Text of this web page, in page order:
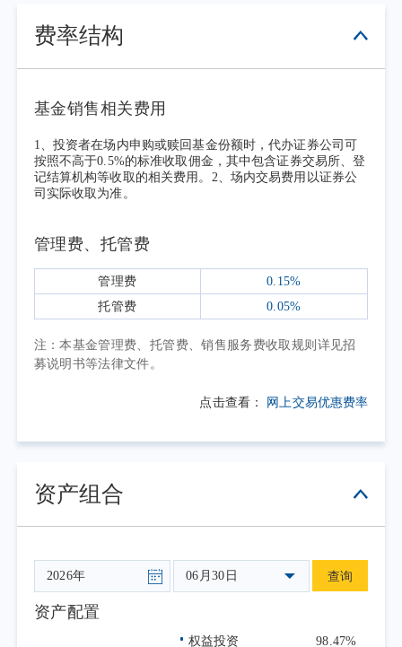
策保持灵活适度、精准有效，维持市场流动性
惠小微、科技创新、绿色低碳等实体经济重点
稳中有降，有效信贷供给保持平稳。房地产领
域支持政策持续显效，市场销售边际改善，地
成了有效支撑。
在此背景下，A股市场整体呈现震荡走
势，成长风格表现相对占优。银行板块受国内
等多重因素影响，二级市场整体震荡调整，表
险偏好阶段性抬升，资金向高弹性成长主题集
板块整体承压，表现弱于大盘。国有大型银行
整体调整幅度相对更小，区域性银行股价波动
幅度相对更大。2026年第二季度，中证银行指
数下跌9.37%。
本报告期为本基金的正常运作期，本基金
在投资运作过程中严格遵守基金合同，坚持既
定的指数化投资策略，在指数权重调整和基金
费率结构
基金销售相关费用
1、投资者在场内申购或赎回基金份额时，代办证券公司可
按照不高于0.5%的标准收取佣金，其中包含证券交易所、登
记结算机构等收取的相关费用。2、场内交易费用以证券公
司实际收取为准。
管理费、托管费
管理费
0.15%
托管费
0.05%
注：本基金管理费、托管费、销售服务费收取规则详见招
募说明书等法律文件。
点击查看： 网上交易优惠费率
资产组合
06月30日 查询
资产配置
权益投资 98.47%